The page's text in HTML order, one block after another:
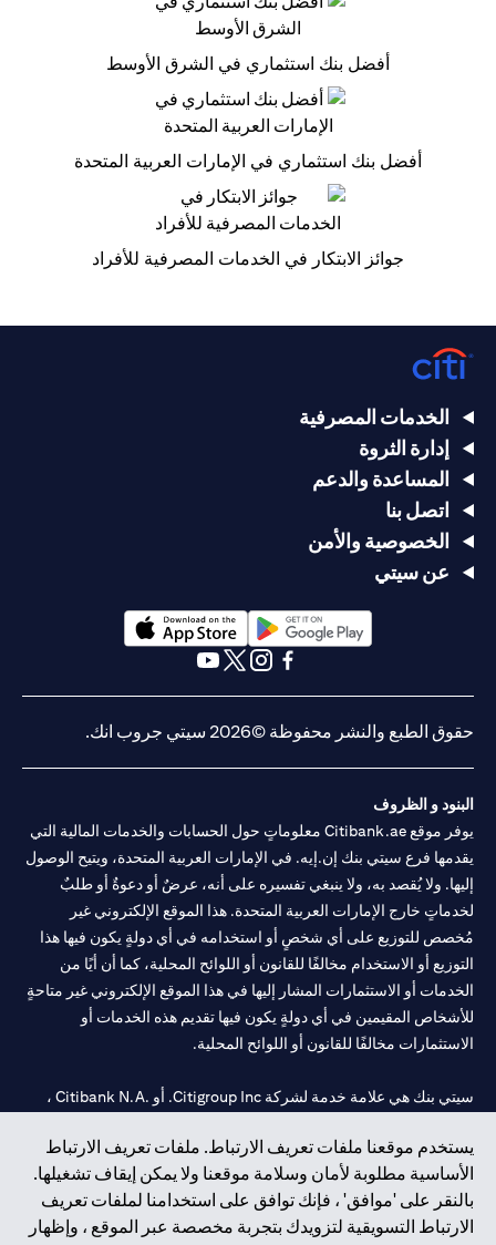
أفضل بنك استثماري في الشرق الأوسط
أفضل بنك استثماري في الإمارات العربية المتحدة
جوائز الابتكار في الخدمات المصرفية للأفراد
يستخدم موقعنا ملفات تعريف الارتباط. ملفات تعريف الارتباط
الأساسية مطلوبة لأمان وسلامة موقعنا ولا يمكن إيقاف تشغيلها.
بالنقر على 'موافق' ، فإنك توافق على استخدامنا لملفات تعريف
الارتباط التسويقية لتزويدك بتجربة مخصصة عبر الموقع ، وإظهار
الخدمات المصرفية
إدارة الثروة
المساعدة والدعم
اتصل بنا
الخصوصية والأمن
عن سيتي
(opens in a new tab)
حقوق الطبع والنشر محفوظة ©2026 سيتي جروب انك.
البنود و الظروف
يوفر موقع Citibank.ae معلوماتٍ حول الحسابات والخدمات المالية التي
يقدمها فرع سيتي بنك إن.إيه. في الإمارات العربية المتحدة، ويتيح الوصول
إليها. ولا يُقصد به، ولا ينبغي تفسيره على أنه، عرضٌ أو دعوةٌ أو طلبٌ
لخدماتٍ خارج الإمارات العربية المتحدة. هذا الموقع الإلكتروني غير
مُخصص للتوزيع على أي شخصٍ أو استخدامه في أي دولةٍ يكون فيها هذا
التوزيع أو الاستخدام مخالفًا للقانون أو اللوائح المحلية، كما أن أيًا من
الخدمات أو الاستثمارات المشار إليها في هذا الموقع الإلكتروني غير متاحةٍ
للأشخاص المقيمين في أي دولةٍ يكون فيها تقديم هذه الخدمات أو
الاستثمارات مخالفًا للقانون أو اللوائح المحلية.
سيتي بنك هي علامة خدمة لشركة Citigroup Inc. أو .Citibank N.A ،
سيتي بنك إن. إيه. الإمارات مسجل لدى مصرف الإمارات المركزي تحت
أرقام التراخيص 202563 لفرع الوصل في دبي، 531989 لفرع مول
الإمارات في دبي، وCN-1002019لفرع أبوظبي. هاتف: 4000 311 04.